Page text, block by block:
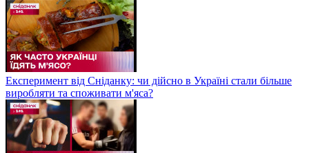
Експеримент від Сніданку: чи дійсно в Україні стали більше
виробляти та споживати м'яса?